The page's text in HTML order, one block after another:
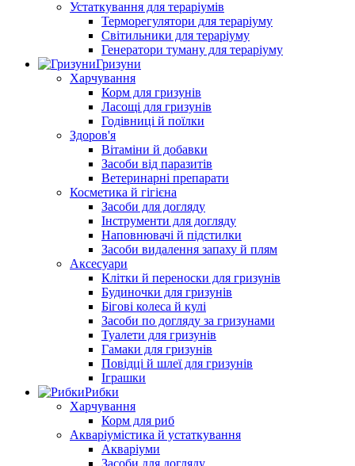
Устаткування для тераріумів
Терморегулятори для тераріуму
Світильники для тераріуму
Генератори туману для тераріуму
Гризуни
Харчування
Корм для гризунів
Ласощі для гризунів
Годівниці й поїлки
Здоров'я
Вітаміни й добавки
Засоби від паразитів
Ветеринарні препарати
Косметика й гігієна
Засоби для догляду
Інструменти для догляду
Наповнювачі й підстилки
Засоби видалення запаху й плям
Аксесуари
Клітки й переноски для гризунів
Будиночки для гризунів
Бігові колеса й кулі
Засоби по догляду за гризунами
Туалети для гризунів
Гамаки для гризунів
Повідці й шлеї для гризунів
Іграшки
Рибки
Харчування
Корм для риб
Акваріумістика й устаткування
Акваріуми